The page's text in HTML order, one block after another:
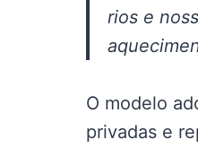
rios e
O modelo
privadas e